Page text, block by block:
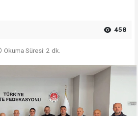
458
Okuma Süresi: 2 dk.